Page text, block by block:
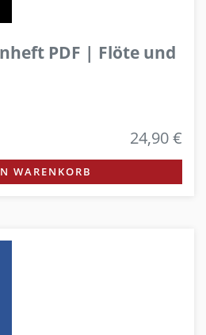
PDF | Flöte und
24,90 €
WARENKORB